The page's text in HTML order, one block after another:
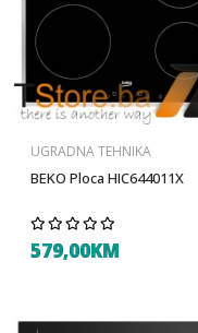
UGRADNA TEHNIKA
BEKO Ploca HIC644011X
579,00KM